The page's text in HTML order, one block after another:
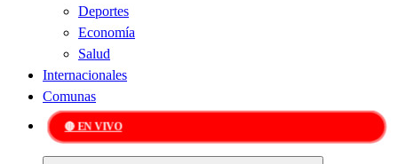
Deportes
Economía
Salud
Internacionales
Comunas
🔴 EN VIVO